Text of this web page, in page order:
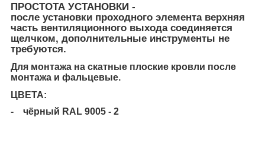
ПРОСТОТА УСТАНОВКИ -
после установки проходного элемента верхняя
часть вентиляционного выхода соединяется
щелчком, дополнительные инструменты не
требуются.
Для монтажа на скатные плоские кровли после
монтажа и фальцевые.
ЦВЕТА:
- чёрный RAL 9005 - 2